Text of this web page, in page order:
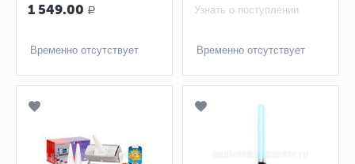
1 549.00 Р
Временно отсутствует
Узнать о поступлении
Временно отсутствует